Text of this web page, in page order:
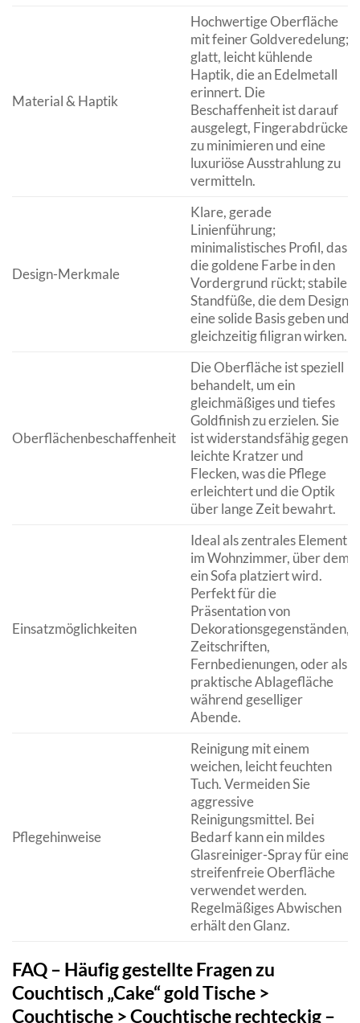
Material & Haptik
Hochwertige Oberfläche
mit feiner Goldveredelung;
glatt, leicht kühlende
Haptik, die an Edelmetall
erinnert. Die
Beschaffenheit ist darauf
ausgelegt, Fingerabdrücke
zu minimieren und eine
luxuriöse Ausstrahlung zu
vermitteln.
Design-Merkmale
Klare, gerade
Linienführung;
minimalistisches Profil, das
die goldene Farbe in den
Vordergrund rückt; stabile
Standfüße, die dem Design
eine solide Basis geben und
gleichzeitig filigran wirken.
Oberflächenbeschaffenheit
Die Oberfläche ist speziell
behandelt, um ein
gleichmäßiges und tiefes
Goldfinish zu erzielen. Sie
ist widerstandsfähig gegen
leichte Kratzer und
Flecken, was die Pflege
erleichtert und die Optik
über lange Zeit bewahrt.
Einsatzmöglichkeiten
Ideal als zentrales Element
im Wohnzimmer, über dem
ein Sofa platziert wird.
Perfekt für die
Präsentation von
Dekorationsgegenständen,
Zeitschriften,
Fernbedienungen, oder als
praktische Ablagefläche
während geselliger
Abende.
Pflegehinweise
Reinigung mit einem
weichen, leicht feuchten
Tuch. Vermeiden Sie
aggressive
Reinigungsmittel. Bei
Bedarf kann ein mildes
Glasreiniger-Spray für eine
streifenfreie Oberfläche
verwendet werden.
Regelmäßiges Abwischen
erhält den Glanz.
FAQ – Häufig gestellte Fragen zu
Couchtisch „Cake“ gold Tische >
Couchtische > Couchtische rechteckig –